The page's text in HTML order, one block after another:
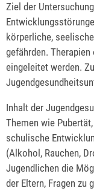
Ziel der
körperliche,
gefährden.
eingeleitet werden.
Inhalt der
Themen wie
schulische
(Alkohol, Rauchen,
Jugendlichen die
der Eltern, Fragen zu